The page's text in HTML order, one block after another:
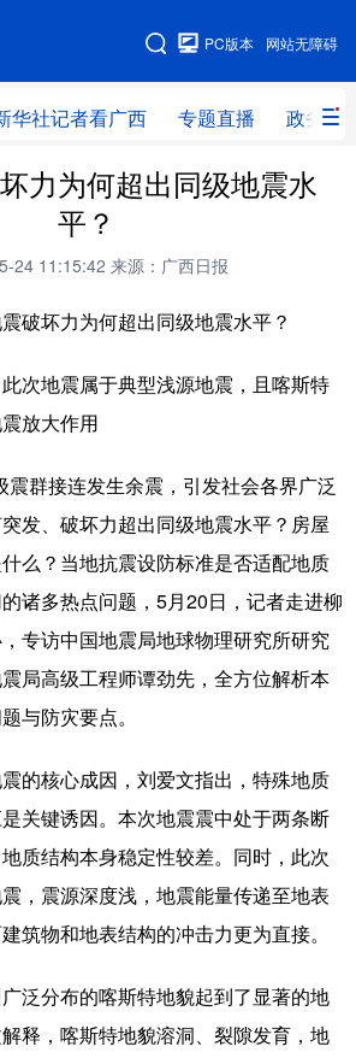
网站无障碍
PC版本
华社记者看广西 专题直播 政务信
网站地图
华社记者
高层
财经 网评 港澳
客智库 全球连线 教育
科普 体育 文化
军事 访谈 视频
央文件 金融 汽车
人居
城市 旅游 能源
彩票 娱乐 时尚
公益 书画 一带一路
市公司 文化产业
力为何超出同级地震水
平？
24 11:15:42 来源：广西日报
坏力为何超出同级地震水平？
地震属于典型浅源地震，且喀斯特
放大作用
群接连发生余震，引发社会各界广泛
发、破坏力超出同级地震水平？房屋
么？当地抗震设防标准是否适配地质
诸多热点问题，5月20日，记者走进柳
专访中国地震局地球物理研究所研究
局高级工程师谭劲先，全方位解析本
与防灾要点。
核心成因，刘爱文指出，特殊地质
关键诱因。本次地震震中处于两条断
质结构本身稳定性较差。同时，此次
，震源深度浅，地震能量传递至地表
筑物和地表结构的冲击力更为直接。
分布的喀斯特地貌起到了显著的地
释，喀斯特地貌溶洞、裂隙发育，地